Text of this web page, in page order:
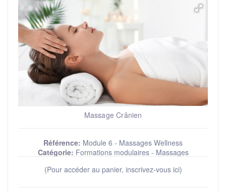
Massage Crânien
Référence: Module 6 - Massages Wellness
Catégorie: Formations modulaires - Massages
(Pour accéder au panier, inscrivez-vous ici)